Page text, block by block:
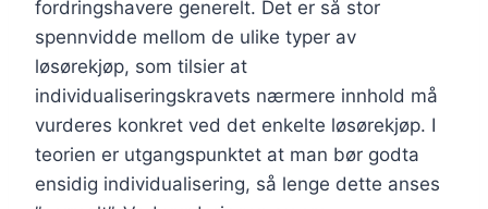
fordringshavere generelt. Det er så stor
spennvidde mellom de ulike typer av
løsørekjøp, som tilsier at
individualiseringskravets nærmere innhold må
vurderes konkret ved det enkelte løsørekjøp. I
teorien er utgangspunktet at man bør godta
ensidig individualisering, så lenge dette anses